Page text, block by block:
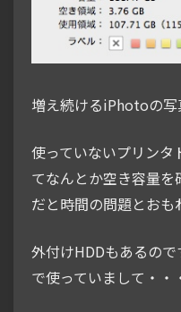
増え続けるiPhotoの写
使っていないプリンタ
てなんとか空き容量
だと時間の問題とおも
外付けHDDもあるの
で使っていまして・・